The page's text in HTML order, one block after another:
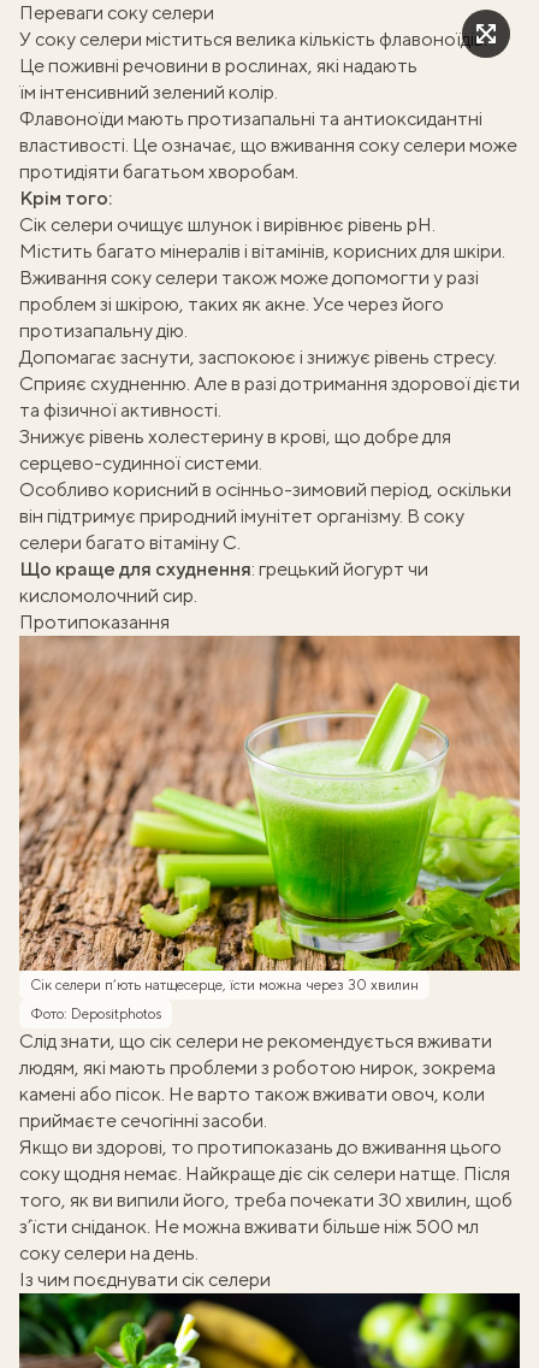
Переваги соку селери
У соку селери міститься велика кількість флавоноїдів.
Це поживні речовини в рослинах, які надають
їм інтенсивний зелений колір.
Флавоноїди мають протизапальні та антиоксидантні
властивості. Це означає, що вживання соку селери може
протидіяти багатьом хворобам.
Крім того:
Сік селери очищує шлунок і вирівнює рівень pH.
Містить багато мінералів і вітамінів, корисних для шкіри.
Вживання соку селери також може допомогти у разі
проблем зі шкірою, таких як акне. Усе через його
протизапальну дію.
Допомагає заснути, заспокоює і знижує рівень стресу.
Сприяє схудненню. Але в разі дотримання здорової дієти
та фізичної активності.
Знижує рівень холестерину в крові, що добре для
серцево-судинної системи.
Особливо корисний в осінньо-зимовий період, оскільки
він підтримує природний імунітет організму. В соку
селери багато вітаміну С.
Що краще для схуднення: грецький йогурт чи
кисломолочний сир.
Протипоказання
Сік селери п’ють натщесерце, їсти можна через 30 хвилин
Фото: Depositphotos
Слід знати, що сік селери не рекомендується вживати
людям, які мають проблеми з роботою нирок, зокрема
камені або пісок. Не варто також вживати овоч, коли
приймаєте сечогінні засоби.
Якщо ви здорові, то протипоказань до вживання цього
соку щодня немає. Найкраще діє сік селери натще. Після
того, як ви випили його, треба почекати 30 хвилин, щоб
з’їсти сніданок. Не можна вживати більше ніж 500 мл
соку селери на день.
Із чим поєднувати сік селери